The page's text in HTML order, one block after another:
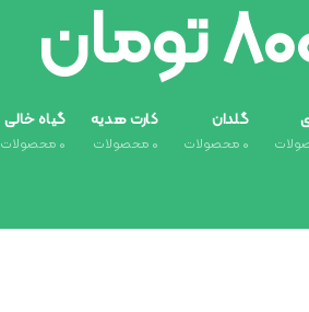
گلدان
۰ محصولات
کارت هدیه
۰ محصولات
گیاه خالی
۰ محصولات